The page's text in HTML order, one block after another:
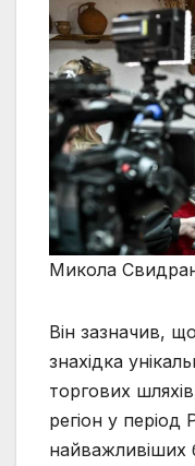
Микола
Він зазначив,
знахідка
торгових
регіон у період
найважливіших